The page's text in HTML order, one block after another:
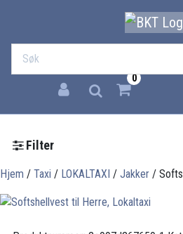
0
Filter
Hjem / Taxi / LOKALTAXI / Jakker /